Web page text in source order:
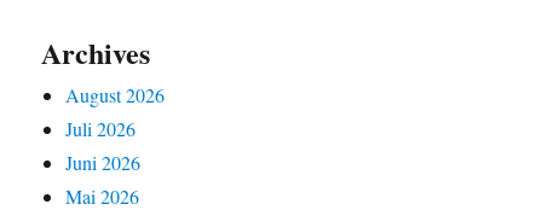
Archives
August 2026
Juli 2026
Juni 2026
Mai 2026